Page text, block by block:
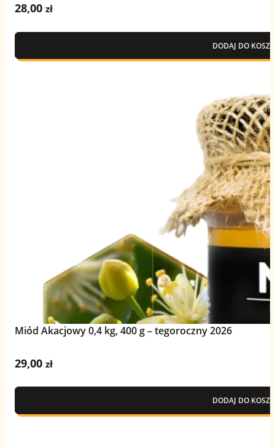
28,00zł
DODAJ DO
Miód Akacjowy 0,4 kg, 400 g – tegoroczny 2026
29,00zł
DODAJ DO